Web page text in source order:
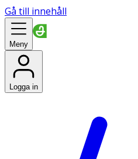
Gå till innehåll
Meny
Logga in